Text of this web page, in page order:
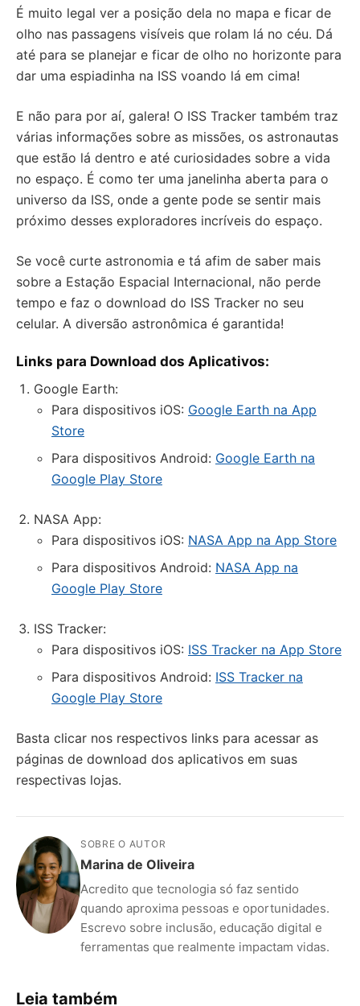
É muito legal ver a posição dela no mapa e ficar de
olho nas passagens visíveis que rolam lá no céu. Dá
até para se planejar e ficar de olho no horizonte para
dar uma espiadinha na ISS voando lá em cima!
E não para por aí, galera! O ISS Tracker também traz
várias informações sobre as missões, os astronautas
que estão lá dentro e até curiosidades sobre a vida
no espaço. É como ter uma janelinha aberta para o
universo da ISS, onde a gente pode se sentir mais
próximo desses exploradores incríveis do espaço.
Se você curte astronomia e tá afim de saber mais
sobre a Estação Espacial Internacional, não perde
tempo e faz o download do ISS Tracker no seu
celular. A diversão astronômica é garantida!
Links para Download dos Aplicativos:
Google Earth:
Para dispositivos iOS: Google Earth na App
Store
Para dispositivos Android: Google Earth na
Google Play Store
NASA App:
Para dispositivos iOS: NASA App na App Store
Para dispositivos Android: NASA App na
Google Play Store
ISS Tracker:
Para dispositivos iOS: ISS Tracker na App Store
Para dispositivos Android: ISS Tracker na
Google Play Store
Basta clicar nos respectivos links para acessar as
páginas de download dos aplicativos em suas
respectivas lojas.
SOBRE O AUTOR
Marina de Oliveira
Acredito que tecnologia só faz sentido
quando aproxima pessoas e oportunidades.
Escrevo sobre inclusão, educação digital e
ferramentas que realmente impactam vidas.
Leia também